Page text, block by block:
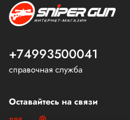
+74993500041
справочная служба
Оставайтесь на связи